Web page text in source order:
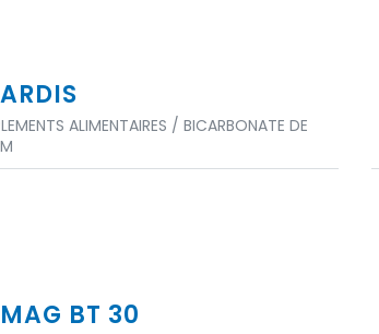
ALIMENTAIRES / BICARBONATE DE
BT 30